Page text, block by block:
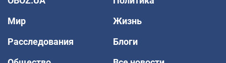
Мир
Жизнь
Расследования
Блоги